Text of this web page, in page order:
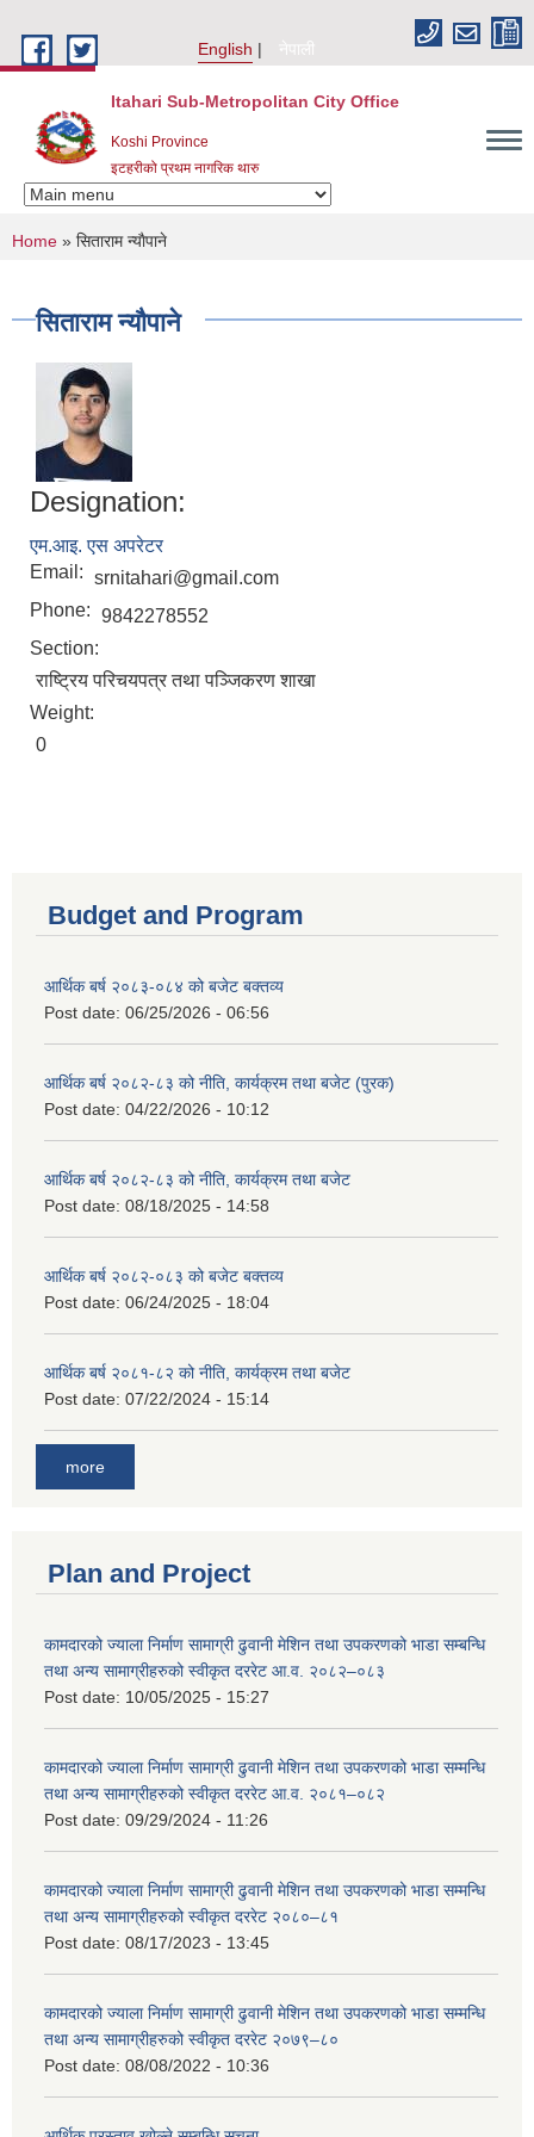
English
नेपाली
Itahari Sub-Metropolitan City Office
Koshi Province
इटहरीको प्रथम नागरिक थारु
You are here
Home » सिताराम न्याैपाने
सिताराम न्याैपाने
Designation:
एम.आइ. एस अपरेटर
Email: srnitahari@gmail.com
Phone: 9842278552
Section:
राष्ट्रिय परिचयपत्र तथा पञ्जिकरण शाखा
Weight:
0
Budget and Program
आर्थिक बर्ष २०८३-०८४ को बजेट बक्तव्य
Post date: 06/25/2026 - 06:56
आर्थिक बर्ष २०८२-८३ को नीति, कार्यक्रम तथा बजेट (पुरक)
Post date: 04/22/2026 - 10:12
आर्थिक बर्ष २०८२-८३ को नीति, कार्यक्रम तथा बजेट
Post date: 08/18/2025 - 14:58
आर्थिक बर्ष २०८२-०८३ को बजेट बक्तव्य
Post date: 06/24/2025 - 18:04
आर्थिक बर्ष २०८१-८२ को नीति, कार्यक्रम तथा बजेट
Post date: 07/22/2024 - 15:14
more
Plan and Project
कामदारको ज्याला निर्माण सामाग्री ढुवानी मेशिन तथा उपकरणको भाडा सम्बन्धि
तथा अन्य सामाग्रीहरुको स्वीकृत दररेट आ.व. २०८२–०८३
Post date: 10/05/2025 - 15:27
कामदारको ज्याला निर्माण सामाग्री ढुवानी मेशिन तथा उपकरणको भाडा सम्मन्धि
तथा अन्य सामाग्रीहरुको स्वीकृत दररेट आ.व. २०८१–०८२
Post date: 09/29/2024 - 11:26
कामदारको ज्याला निर्माण सामाग्री ढुवानी मेशिन तथा उपकरणको भाडा सम्मन्धि
तथा अन्य सामाग्रीहरुको स्वीकृत दररेट २०८०–८१
Post date: 08/17/2023 - 13:45
कामदारको ज्याला निर्माण सामाग्री ढुवानी मेशिन तथा उपकरणको भाडा सम्मन्धि
तथा अन्य सामाग्रीहरुको स्वीकृत दररेट २०७९–८०
Post date: 08/08/2022 - 10:36